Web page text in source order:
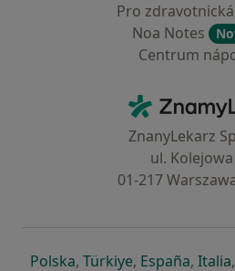
Pro
Noa Notes
Centrum
ZnanyLekarz
ul.
01-217
Polskase otevře v nové
, Türkiyese otevře v
, Españase
, Italia,